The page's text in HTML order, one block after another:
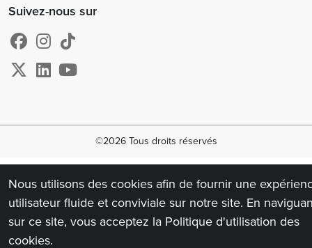
Suivez-nous sur
©2026 Tous droits réservés
Nous utilisons des cookies afin de fournir une
utilisateur fluide et conviviale sur notre site. En
sur ce site, vous acceptez la Politique d'utilisation des
cookies.